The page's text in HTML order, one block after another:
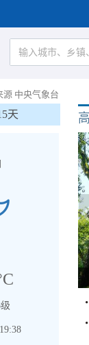
源 中央气象台
天